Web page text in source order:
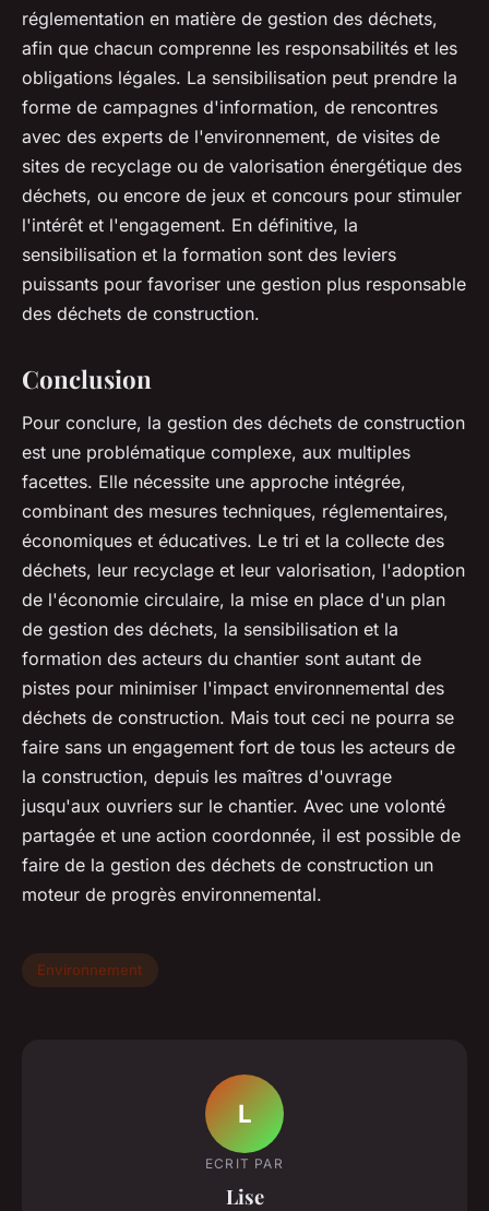
réglementation en matière de gestion des déchets,
afin que chacun comprenne les responsabilités et les
obligations légales. La sensibilisation peut prendre la
forme de campagnes d'information, de rencontres
avec des experts de l'environnement, de visites de
sites de recyclage ou de valorisation énergétique des
déchets, ou encore de jeux et concours pour stimuler
l'intérêt et l'engagement. En définitive, la
sensibilisation et la formation sont des leviers
puissants pour favoriser une gestion plus responsable
des déchets de construction.
Conclusion
Pour conclure, la gestion des déchets de construction
est une problématique complexe, aux multiples
facettes. Elle nécessite une approche intégrée,
combinant des mesures techniques, réglementaires,
économiques et éducatives. Le tri et la collecte des
déchets, leur recyclage et leur valorisation, l'adoption
de l'économie circulaire, la mise en place d'un plan
de gestion des déchets, la sensibilisation et la
formation des acteurs du chantier sont autant de
pistes pour minimiser l'impact environnemental des
déchets de construction. Mais tout ceci ne pourra se
faire sans un engagement fort de tous les acteurs de
la construction, depuis les maîtres d'ouvrage
jusqu'aux ouvriers sur le chantier. Avec une volonté
partagée et une action coordonnée, il est possible de
faire de la gestion des déchets de construction un
moteur de progrès environnemental.
Environnement
L
ECRIT PAR
Lise